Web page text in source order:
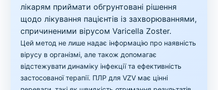
лікарям приймати обгрунтовані рішення
щодо лікування пацієнтів із захворюваннями,
спричиненими вірусом Varicella Zoster.
Цей метод не лише надає інформацію про наявність
вірусу в організмі, але також допомагає
відстежувати динаміку інфекції та ефективність
застосованої терапії. ПЛР для VZV має цінні